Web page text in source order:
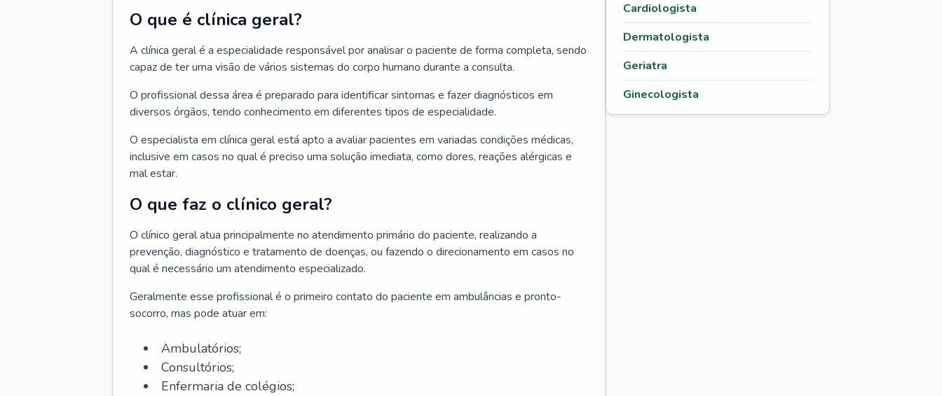
O que é clínica geral?
A clínica geral é a especialidade responsável por analisar o paciente de forma completa, sendo
capaz de ter uma visão de vários sistemas do corpo humano durante a consulta.
O profissional dessa área é preparado para identificar sintomas e fazer diagnósticos em
diversos órgãos, tendo conhecimento em diferentes tipos de especialidade.
O especialista em clínica geral está apto a avaliar pacientes em variadas condições médicas,
inclusive em casos no qual é preciso uma solução imediata, como dores, reações alérgicas e
mal estar.
O que faz o clínico geral?
O clínico geral atua principalmente no atendimento primário do paciente, realizando a
prevenção, diagnóstico e tratamento de doenças, ou fazendo o direcionamento em casos no
qual é necessário um atendimento especializado.
Geralmente esse profissional é o primeiro contato do paciente em ambulâncias e pronto-
socorro, mas pode atuar em:
Ambulatórios;
Consultórios;
Enfermaria de colégios;
Cardiologista
Dermatologista
Geriatra
Ginecologista